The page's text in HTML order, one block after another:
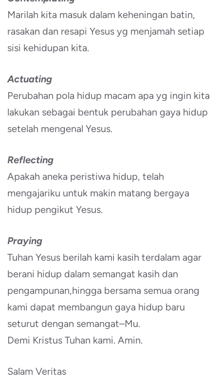
Marilah kita masuk dalam keheningan batin,
rasakan dan resapi Yesus yg menjamah setiap
sisi kehidupan kita.
Actuating
Perubahan pola hidup macam apa yg ingin kita
lakukan sebagai bentuk perubahan gaya hidup
setelah mengenal Yesus.
Reflecting
Apakah aneka peristiwa hidup, telah
mengajariku untuk makin matang bergaya
hidup pengikut Yesus.
Praying
Tuhan Yesus berilah kami kasih terdalam agar
berani hidup dalam semangat kasih dan
pengampunan,hingga bersama semua orang
kami dapat membangun gaya hidup baru
seturut dengan semangat–Mu.
Demi Kristus Tuhan kami. Amin.
Salam Veritas